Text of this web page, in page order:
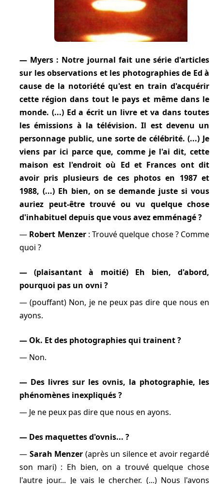
Myers : Notre journal fait une série d'articles
sur les observations et les photographies de Ed à
cause de la notoriété qu'est en train d'acquérir
cette région dans tout le pays et même dans le
monde. (...) Ed a écrit un livre et va dans toutes
les émissions à la télévision. Il est devenu un
personnage public, une sorte de célébrité. (...) Je
viens par ici parce que, comme je l'ai dit, cette
maison est l'endroit où Ed et Frances ont dit
avoir pris plusieurs de ces photos en 1987 et
1988, (...) Eh bien, on se demande juste si vous
auriez peut-être trouvé ou vu quelque chose
d'inhabituel depuis que vous avez emménagé ?
Robert Menzer: Trouvé quelque chose ? Comme
quoi ?
(plaisantant à moitié) Eh bien, d'abord,
pourquoi pas un ovni ?
(pouffant) Non, je ne peux pas dire que nous en
ayons.
Ok. Et des photographies qui trainent ?
Non.
Des livres sur les ovnis, la photographie, les
phénomènes inexpliqués ?
Je ne peux pas dire que nous en ayons.
Des maquettes d'ovnis... ?
Sarah Menzer (après un silence et avoir regardé
son mari) : Eh bien, on a trouvé quelque chose
l'autre jour... Je vais le chercher. (...) Nous l'avons